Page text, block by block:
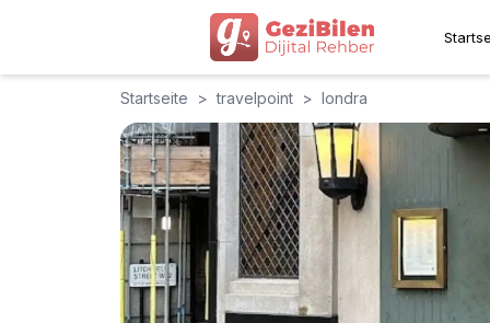
Startseite > travelpoint > londra